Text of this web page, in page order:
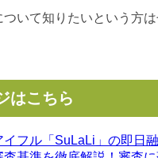
ついて知りたいという方
はこちら
イフル「SuLaLi」の即日